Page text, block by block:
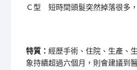
Ｃ型 短時間頭髮突然掉落很多，
特質： 經歷手術、住院、生產、
象持續超過六個月，則會建議到